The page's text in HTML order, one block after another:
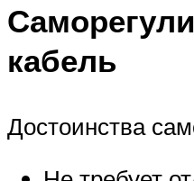
кабель
Достоинства